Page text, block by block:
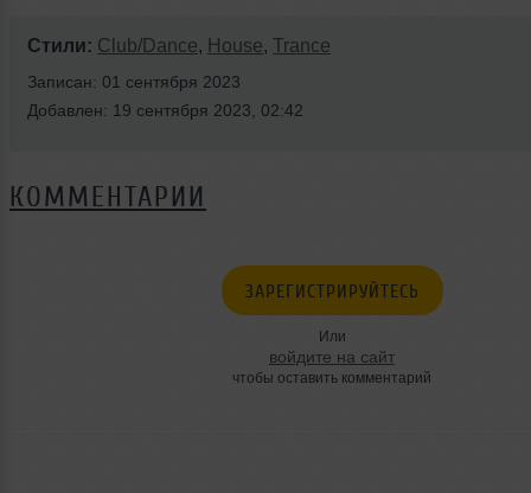
Стили: Club/Dance, House, Trance
Записан: 01 сентября 2023
Добавлен: 19 сентября 2023, 02:42
КОММЕНТАРИИ
ЗАРЕГИСТРИРУЙТЕСЬ
Или
войдите на сайт
чтобы оставить комментарий